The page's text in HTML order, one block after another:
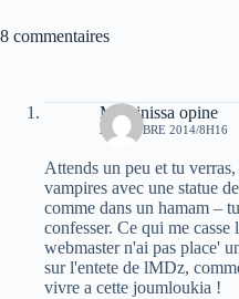
8 commentaires
Massinissa opine
2 OCTOBRE 2014/8H16
Attends un peu et tu
vampires avec une statue
comme dans un hamam –
confesser. Ce qui me casse
webmaster n'ai pas place'
sur l'entete de lMDz,
vivre a cette joumloukia !